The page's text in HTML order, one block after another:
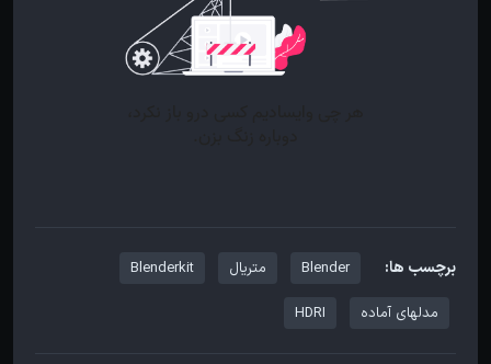
برچسب ها: Blender متریال Blenderkit
مدلهای آماده HDRI